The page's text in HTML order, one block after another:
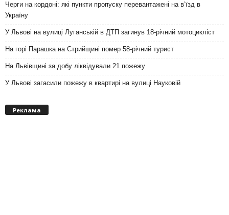
Черги на кордоні: які пункти пропуску перевантажені на вʼїзд в
Україну
У Львові на вулиці Луганській в ДТП загинув 18-річний мотоцикліст
На горі Парашка на Стрийщині помер 58-річний турист
На Львівщині за добу ліквідували 21 пожежу
У Львові загасили пожежу в квартирі на вулиці Науковій
Реклама